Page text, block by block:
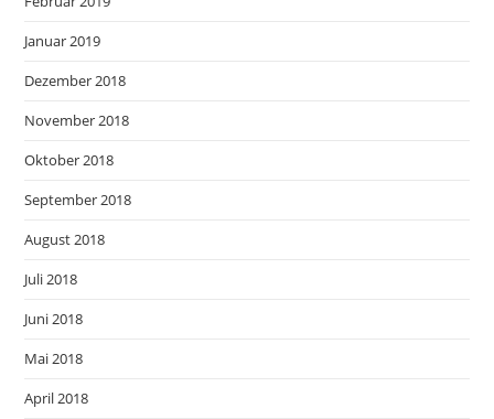
Januar 2019
Dezember 2018
November 2018
Oktober 2018
September 2018
August 2018
Juli 2018
Juni 2018
Mai 2018
April 2018